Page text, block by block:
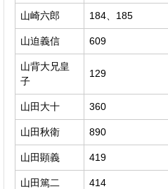
山崎六郎 184、185
山迫義信 609
山背大兄皇
子
129
山田大十 360
山田秋衛 890
山田顕義 419
山田篤二 414